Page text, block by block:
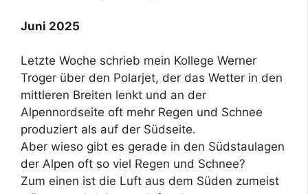
Juni 2025
Letzte Woche schrieb mein Kollege Werner
Troger über den Polarjet, der das Wetter in den
mittleren Breiten lenkt und an der
Alpennordseite oft mehr Regen und Schnee
produziert als auf der Südseite.
Aber wieso gibt es gerade in den Südstaulagen
der Alpen oft so viel Regen und Schnee?
Zum einen ist die Luft aus dem Süden zumeist